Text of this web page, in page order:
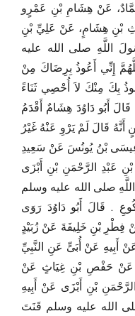
عَنْ هِشَامِ بْنِ عَمْرٍو
بْنِ هِشَامٍ، عَنْ عَلِيِّ بْنِ
اللَّهِ صلى الله عليه
إِنِّي أَعُوذُ بِرِضَاكَ مِنْ
بِكَ مِنْكَ لاَ أُحْصِي ثَنَاءً
أَبُو دَاوُدَ هِشَامٌ أَقْدَمُ
قَالَ لَمْ يَرْوِ عَنْهُ غَيْرُ
عِيسَى بْنُ يُونُسَ عَنْ سَعِيدِ
عَبْدِ الرَّحْمَنِ بْنِ أَبْزَى
صلى الله عليه وسلم
‏.‏ قَالَ أَبُو دَاوُدَ رَوَى
فِطْرِ بْنِ خَلِيفَةَ عَنْ زُبَيْدٍ
أَبِيهِ عَنْ أُبَىٍّ عَنِ النَّبِيِّ
عَنْ حَفْصِ بْنِ غِيَاثٍ عَنْ
بْنِ أَبْزَى عَنْ أَبِيهِ
الله عليه وسلم قَنَتَ